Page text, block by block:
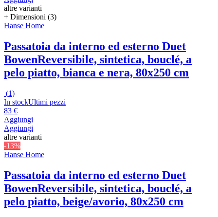
altre varianti
+ Dimensioni (3)
Hanse Home
Passatoia da interno ed esterno Duet
BowenReversibile, sintetica, bouclé, a
pelo piatto, bianca e nera, 80x250 cm
(1)
In stockUltimi pezzi
83 €
Aggiungi
Aggiungi
altre varianti
-13%
Hanse Home
Passatoia da interno ed esterno Duet
BowenReversibile, sintetica, bouclé, a
pelo piatto, beige/avorio, 80x250 cm